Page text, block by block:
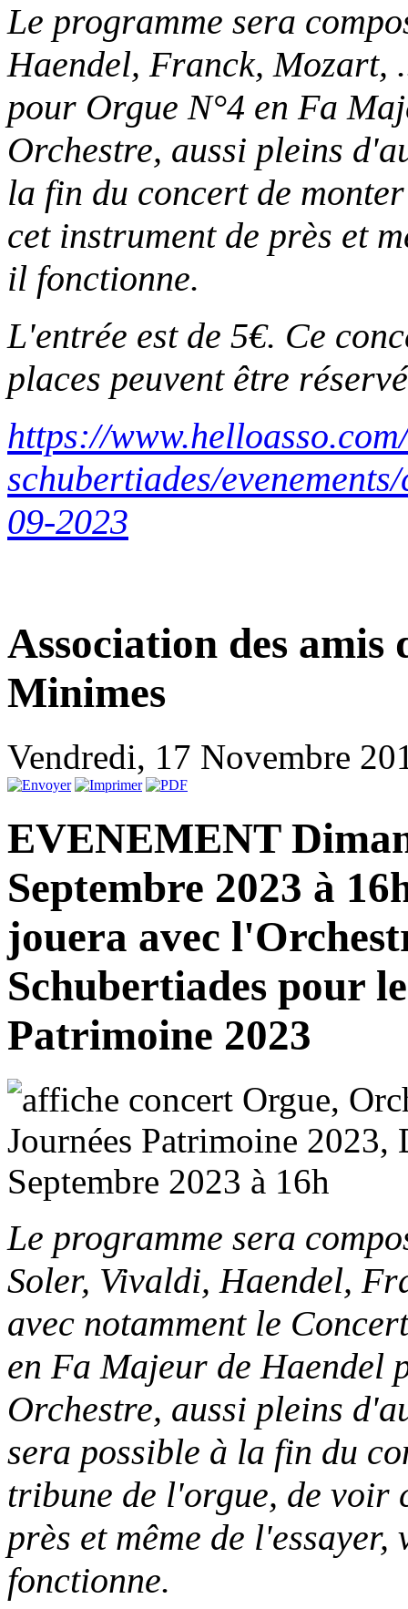
Le programme sera
Haendel, Franck, Mozart,
pour Orgue N°4 en Fa
Orchestre, aussi pleins
la fin du concert de
cet instrument de près et
il fonctionne.
L'entrée est de 5€. Ce
places peuvent être
https://
schubertiades/
09-2023
Association des amis
Minimes
Vendredi, 17 Novembre
EVENEMENT
Septembre 2023 à
jouera avec
Schubertiades pour
Patrimoine 2023
Le programme sera
Soler, Vivaldi, Haendel,
avec notamment le
en Fa Majeur de Haendel
Orchestre, aussi pleins
sera possible à la fin du
tribune de l'orgue, de voir
près et même de
fonctionne.